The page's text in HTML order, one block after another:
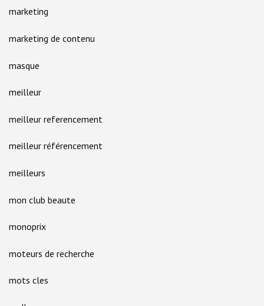
marketing
marketing de contenu
masque
meilleur
meilleur referencement
meilleur référencement
meilleurs
mon club beaute
monoprix
moteurs de recherche
mots cles